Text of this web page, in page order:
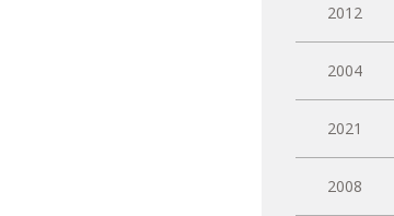
2012
2004
2021
2008